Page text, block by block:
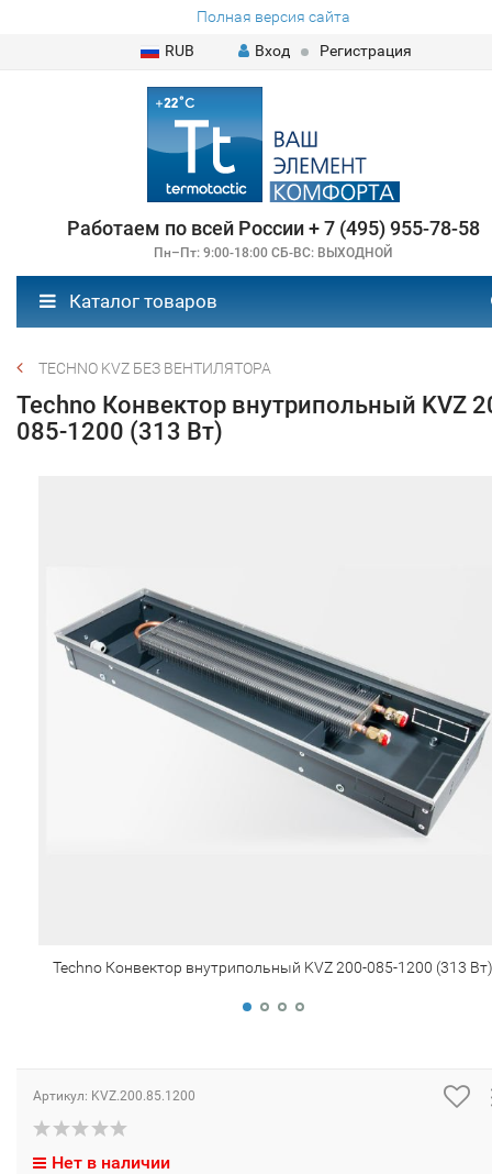
Полная версия сайта
RUB
Вход Регистрация
Работаем по всей России + 7 (495) 955-78-58
Пн–Пт: 9:00-18:00 СБ-ВС: ВЫХОДНОЙ
Каталог товаров
TECHNO KVZ БЕЗ ВЕНТИЛЯТОРА
Techno Конвектор внутрипольный KVZ
085-1200 (313 Вт)
Techno Конвектор внутрипольный KVZ 200-085-1200 (313 Вт)
Артикул: KVZ.200.85.1200
Нет в наличии